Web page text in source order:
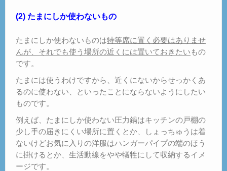
(2) たまにしか使わないもの
たまにしか使わないものは特等席に置く必要はありませ
んが、それでも使う場所の近くには置いておきたい もの
です。
たまには使うわけですから、近くにないからせっかくあ
るのに使わない、といったことにならないようにしたい
ものです。
例えば、たまにしか使わない圧力鍋はキッチンの戸棚の
少し手の届きにくい場所に置くとか、しょっちゅうは着
ないけどお気に入りの洋服はハンガーパイプの端のほう
に掛けるとか、生活動線をやや犠牲にして収納するイメ
ージです。